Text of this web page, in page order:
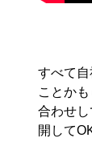
すべて
ことか
合わせ
開して